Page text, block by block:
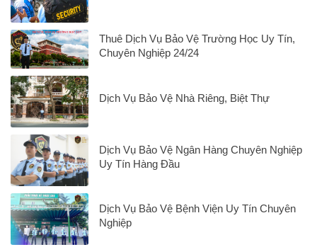
Thuê Dịch Vụ Bảo Vệ Trường Học Uy Tín,
Chuyên Nghiệp 24/24
Dịch Vụ Bảo Vệ Nhà Riêng, Biệt Thự
Dịch Vụ Bảo Vệ Ngân Hàng Chuyên Nghiệp
Uy Tín Hàng Đầu
Dịch Vụ Bảo Vệ Bệnh Viện Uy Tín Chuyên
Nghiệp